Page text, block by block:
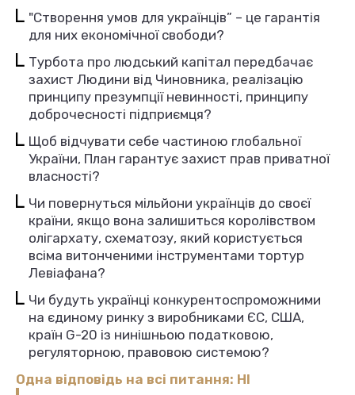
"Створення умов для українців” – це гарантія
для них економічної свободи?
Турбота про людський капітал передбачає
захист Людини від Чиновника, реалізацію
принципу презумпції невинності, принципу
доброчесності підприємця?
Щоб відчувати себе частиною глобальної
України, План гарантує захист прав приватної
власності?
Чи повернуться мільйони українців до своєї
країни, якщо вона залишиться королівством
олігархату, схематозу, який користується
всіма витонченими інструментами тортур
Левіафана?
Чи будуть українці конкурентоспроможними
на єдиному ринку з виробниками ЄС, США,
країн G-20 із нинішньою податковою,
регуляторною, правовою системою?
Одна відповідь на всі питання: НІ